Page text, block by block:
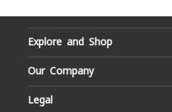
Explore and Shop
Our Company
Legal